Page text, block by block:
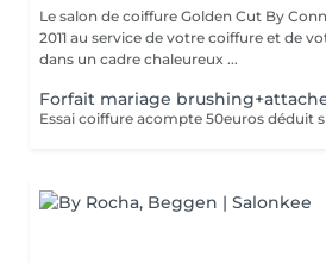
Le salon de coiffure Golden Cut By
2011 au service de votre coiffure et de
dans un cadre chaleureux ...
Forfait mariage
Essai coiffure acompte 50euros déduit